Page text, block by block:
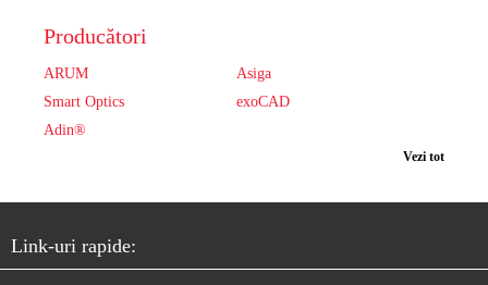
Producători
ARUM
Asiga
Smart Optics
exoCAD
Adin®
Vezi tot
Link-uri rapide: